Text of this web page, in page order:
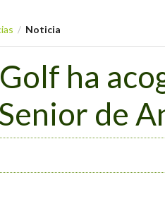
/ Noticia
ha
de